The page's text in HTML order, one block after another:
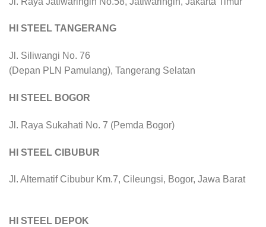
HI STEEL TANGERANG
Jl. Siliwangi No. 76
(Depan PLN Pamulang), Tangerang Selatan
HI STEEL BOGOR
Jl. Raya Sukahati No. 7 (Pemda Bogor)
HI STEEL CIBUBUR
Jl. Alternatif Cibubur Km.7, Cileungsi, Bogor, Jawa Barat
HI STEEL DEPOK